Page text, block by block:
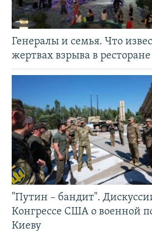
Генералы и семья. Что
жертвах взрыва в
"Путин – бандит".
Конгрессе США о военной
Киеву